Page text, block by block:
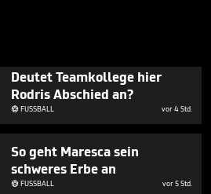
Deutet Teamkollege hier
Rodris Abschied an?
FUSSBALL vor 4 Std.
So geht Maresca sein
schweres Erbe an
FUSSBALL vor 5 Std.